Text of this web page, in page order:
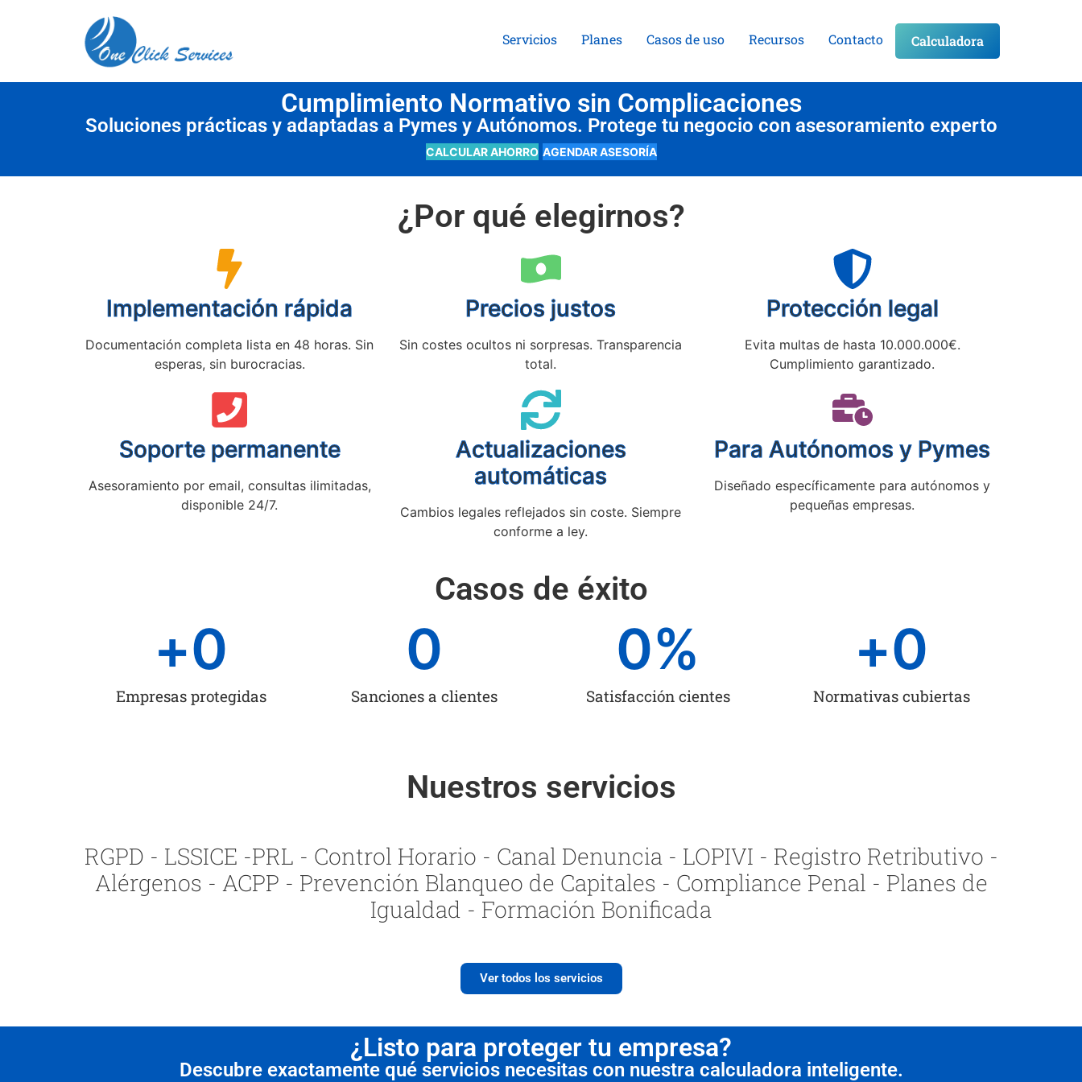
Servicios Planes Casos de uso Recursos Contacto Calculadora
Cumplimiento Normativo sin Complicaciones
Soluciones prácticas y adaptadas a Pymes y Autónomos. Protege tu negocio con asesoramiento experto
CALCULAR AHORRO AGENDAR ASESORÍA
¿Por qué elegirnos?
Implementación rápida
Documentación completa lista en 48 horas. Sin
esperas, sin burocracias.
Precios justos
Sin costes ocultos ni sorpresas. Transparencia
total.
Protección legal
Evita multas de hasta 10.000.000€.
Cumplimiento garantizado.
Soporte permanente
Asesoramiento por email, consultas ilimitadas,
disponible 24/7.
Actualizaciones
automáticas
Cambios legales reflejados sin coste. Siempre
conforme a ley.
Para Autónomos y Pymes
Diseñado específicamente para autónomos y
pequeñas empresas.
Casos de éxito
Empresas protegidas
+0
Sanciones a clientes
0
Satisfacción cientes
0%
Normativas cubiertas
+0
Nuestros servicios
RGPD - LSSICE -PRL - Control Horario - Canal Denuncia - LOPIVI - Registro Retributivo -
Alérgenos - ACPP - Prevención Blanqueo de Capitales - Compliance Penal - Planes de
Igualdad - Formación Bonificada
Ver todos los servicios
¿Listo para proteger tu empresa?
Descubre exactamente qué servicios necesitas con nuestra calculadora inteligente.